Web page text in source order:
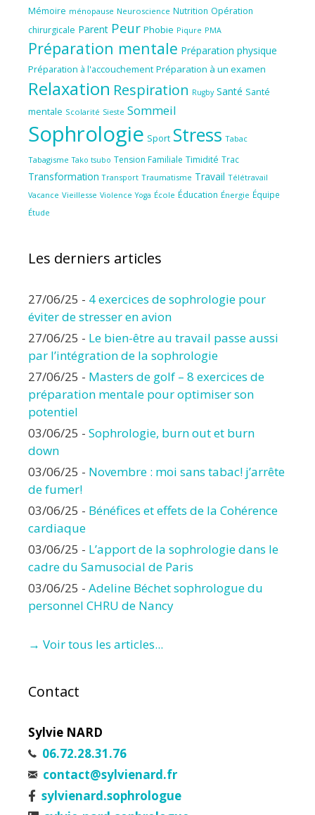
Mémoire ménopause Neuroscience Nutrition Opération
chirurgicale Parent Peur Phobie Piqure PMA
Préparation mentale Préparation physique
Préparation à l'accouchement Préparation à un examen
Relaxation Respiration Rugby Santé Santé
mentale Scolarité Sieste Sommeil
Sophrologie Sport Stress Tabac
Tabagisme Tako tsubo Tension Familiale Timidité Trac
Transformation Transport Traumatisme Travail Télétravail
Vacance Vieillesse Violence Yoga École Éducation Énergie Équipe
Étude
Les derniers articles
27/06/25 - 4 exercices de sophrologie pour
éviter de stresser en avion
27/06/25 - Le bien-être au travail passe aussi
par l’intégration de la sophrologie
27/06/25 - Masters de golf – 8 exercices de
préparation mentale pour optimiser son
potentiel
03/06/25 - Sophrologie, burn out et burn
down
03/06/25 - Novembre : moi sans tabac! j’arrête
de fumer!
03/06/25 - Bénéfices et effets de la Cohérence
cardiaque
03/06/25 - L’apport de la sophrologie dans le
cadre du Samusocial de Paris
03/06/25 - Adeline Béchet sophrologue du
personnel CHRU de Nancy
→ Voir tous les articles...
Contact
Sylvie NARD
06.72.28.31.76
contact@sylvienard.fr
sylvienard.sophrologue